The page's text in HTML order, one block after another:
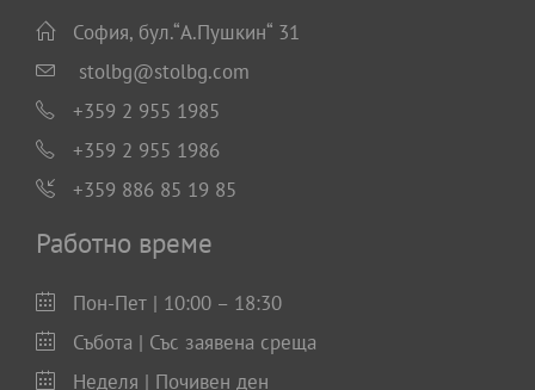
София, бул.“А.Пушкин“ 31
stolbg@stolbg.com
+359 2 955 1985
+359 2 955 1986
+359 886 85 19 85
Работно време
Пон-Пет | 10:00 – 18:30
Събота | Със заявена среща
Неделя | Почивен ден